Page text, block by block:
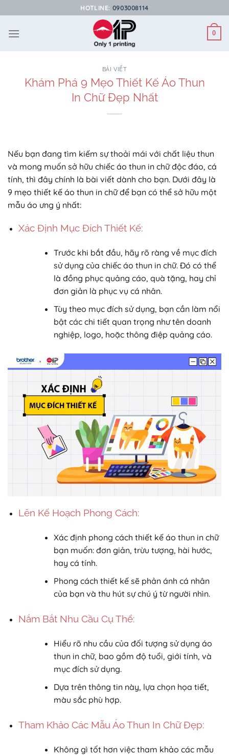
qua
nội
HOTLINE: 0903008114
0
BÀI VIẾT
Khám Phá 9 Mẹo Thiết Kế Áo Thun
In Chữ Đẹp Nhất
Nếu bạn đang tìm kiếm sự thoải mái với chất liệu thun
và mong muốn sở hữu chiếc áo thun in chữ độc đáo, cá
tính, thì đây chính là bài viết dành cho bạn. Dưới đây là
9 mẹo thiết kế áo thun in chữ để bạn có thể sở hữu một
mẫu áo ưng ý nhất:
Xác Định Mục Đích Thiết Kế:
Trước khi bắt đầu, hãy rõ ràng về mục đích
sử dụng của chiếc áo thun in chữ. Đó có thể
là đồng phục quảng cáo, quà tặng, hay chỉ
đơn giản là phục vụ cá nhân.
Tùy theo mục đích sử dụng, bạn cần làm nổi
bật các chi tiết quan trọng như tên doanh
nghiệp, logo, hoặc thông điệp quảng cáo.
Lên Kế Hoạch Phong Cách:
Xác định phong cách thiết kế áo thun in chữ
bạn muốn: đơn giản, trừu tượng, hài hước,
hay cá tính.
Phong cách thiết kế sẽ phản ánh cá nhân
của bạn và thu hút sự chú ý từ người nhìn.
Nắm Bắt Nhu Cầu Cụ Thể:
Hiểu rõ nhu cầu của đối tượng sử dụng áo
thun in chữ, bao gồm độ tuổi, giới tính, và
mục đích sử dụng.
Dựa trên thông tin này, lựa chọn họa tiết,
màu sắc phù hợp.
Tham Khảo Các Mẫu Áo Thun In Chữ Đẹp:
Không gì tốt hơn việc tham khảo các mẫu